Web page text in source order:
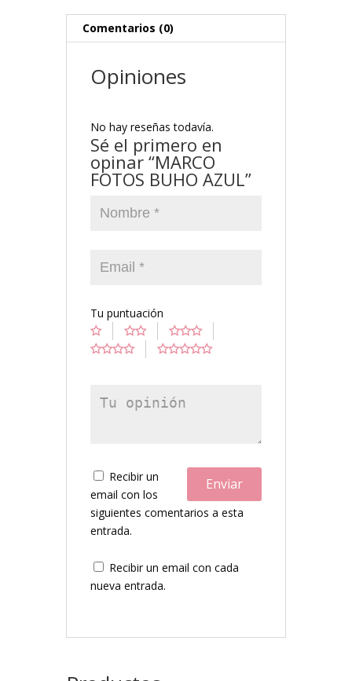
Comentarios (0)
Opiniones
No hay reseñas todavía.
Sé el primero en
opinar “MARCO
FOTOS BUHO AZUL”
Tu puntuación
Recibir un
email con los
siguientes comentarios a esta
entrada.
Recibir un email con cada
nueva entrada.